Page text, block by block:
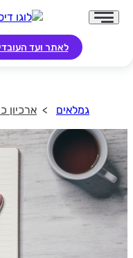
לאתר ועד
גמלאים ארכיון